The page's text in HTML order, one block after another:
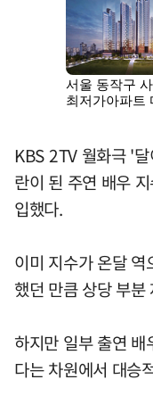
KBS 2TV 월화극 '
란이 된 주연 배우
입했다.
이미 지수가 온달
했던 만큼 상당 부
하지만 일부 출연
다는 차원에서 대승